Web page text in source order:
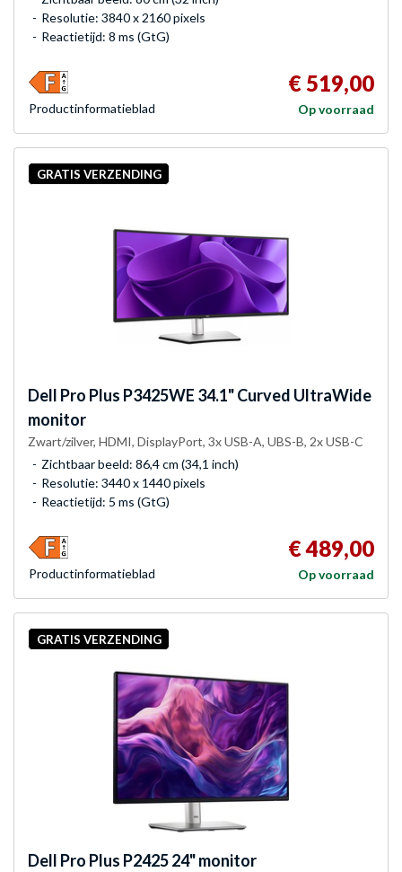
Resolutie: 3840 x 2160 pixels
Reactietijd: 8 ms (GtG)
€ 519,00
Op voorraad
Product­informatieblad
GRATIS VERZENDING
Dell Pro Plus P3425WE 34.1" Curved UltraWide
monitor
Zwart/zilver, HDMI, DisplayPort, 3x USB-A, UBS-B, 2x USB-C
Zichtbaar beeld: 86,4 cm (34,1 inch)
Resolutie: 3440 x 1440 pixels
Reactietijd: 5 ms (GtG)
€ 489,00
Op voorraad
Product­informatieblad
GRATIS VERZENDING
Dell Pro Plus P2425 24" monitor